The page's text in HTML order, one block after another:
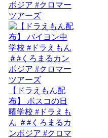
ボジア #クロマー
ツアーズ
【ドラえもん配
布】 ボスコの日
曜学校 #ドラえも
ん ＃#くろまるカ
ンボジア #クロマ